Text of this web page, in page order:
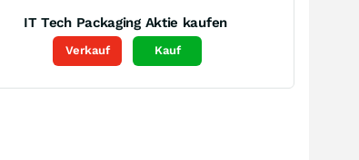
IT Tech Packaging Aktie kaufen
Verkauf Kauf